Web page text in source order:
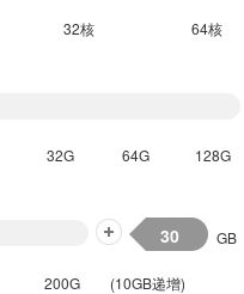
32核 64核
32G 64G 128G
GB
200G (10GB递增)